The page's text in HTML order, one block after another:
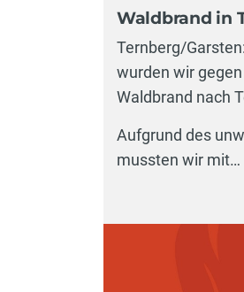
Waldbrand in
Ternberg/
wurden wir
Waldbrand nach
Aufgrund des
mussten wir mit…